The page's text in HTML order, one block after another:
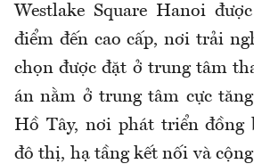
Westlake Square Hanoi
điểm đến cao cấp, nơi trải
chọn được đặt ở trung tâm
án nằm ở trung tâm cực
Hồ Tây, nơi phát triển đồng
đô thị, hạ tầng kết nối và